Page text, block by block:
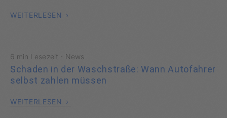
WEITERLESEN
6 min Lesezeit · News
Schaden in der Waschstraße: Wann Autofahrer
selbst zahlen müssen
WEITERLESEN